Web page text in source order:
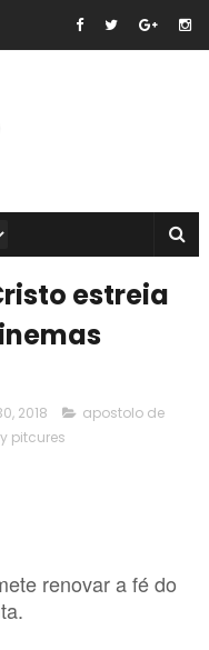
estreia
2018
apostolo de
pitcures
renovar a fé do